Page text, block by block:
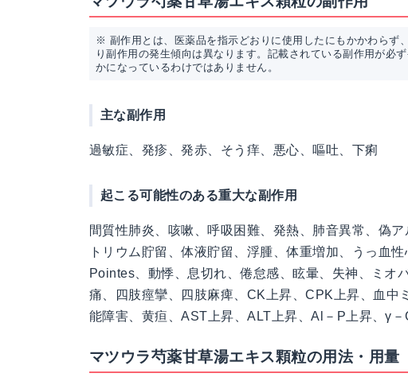
※ 副作用とは、医薬品を指示どおりに使用したにもかかわらず
り副作用の発生傾向は異なります。記載されている副作用が必
かになっているわけではありません。
主な副作用
過敏症、発疹、発赤、そう痒、悪心、嘔吐、下痢
起こる可能性のある重大な副作用
間質性肺炎、咳嗽、呼吸困難、発熱、肺音異常、偽
トリウム貯留、体液貯留、浮腫、体重増加、うっ血
Pointes、動悸、息切れ、倦怠感、眩暈、失神、ミオ
痛、四肢痙攣、四肢麻痺、CK上昇、CPK上昇、血中
能障害、黄疸、AST上昇、ALT上昇、Al－P上昇、γ－
マツウラ芍薬甘草湯エキス顆粒の用法・用量